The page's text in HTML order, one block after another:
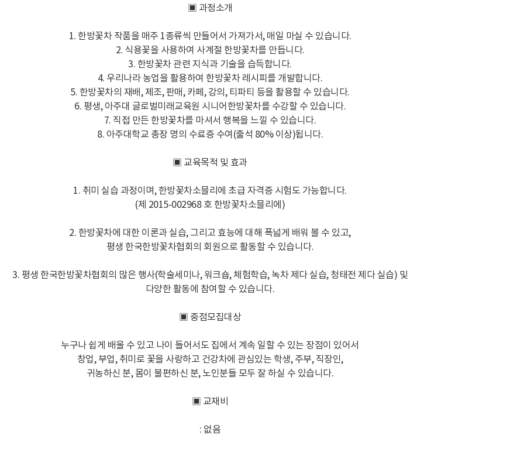
▣ 과정소개
1. 한방꽃차 작품을 매주 1종류씩 만들어서 가져가서, 매일 마실 수 있습니다.
2. 식용꽃을 사용하여 사계절 한방꽃차를 만듭니다.
3. 한방꽃차 관련 지식과 기술을 습득합니다.
4. 우리나라 농업을 활용하여 한방꽃차 레시피를 개발합니다.
5. 한방꽃차의 재배, 제조, 판매, 카페, 강의, 티파티 등을 활용할 수 있습니다.
6. 평생, 아주대 글로벌미래교육원 시니어한방꽃차를 수강할 수 있습니다.
7. 직접 만든 한방꽃차를 마셔서 행복을 느낄 수 있습니다.
8. 아주대학교 총장 명의 수료증 수여(출석 80% 이상)됩니다.
▣ 교육목적 및 효과
1. 취미 실습 과정이며, 한방꽃차소믈리에 초급 자격증 시험도 가능합니다.
(제 2015-002968 호 한방꽃차소믈리에)
2. 한방꽃차에 대한 이론과 실습, 그리고 효능에 대해 폭넓게 배워 볼 수 있고,
평생 한국한방꽃차협회의 회원으로 활동할 수 있습니다.
3. 평생 한국한방꽃차협회의 많은 행사(학술세미나, 워크숍, 체험학습, 녹차 제다 실습, 청태전 제다 실습) 및
다양한 활동에 참여할 수 있습니다.
▣ 중점모집대상
누구나 쉽게 배울 수 있고 나이 들어서도 집에서 계속 일할 수 있는 장점이 있어서
창업, 부업, 취미로 꽃을 사랑하고 건강차에 관심있는 학생, 주부, 직장인,
귀농하신 분, 몸이 불편하신 분, 노인분들 모두 잘 하실 수 있습니다.
▣ 교재비
: 없음